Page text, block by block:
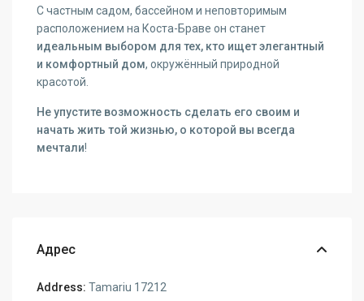
С частным садом, бассейном и неповторимым
расположением на Коста-Браве он станет
идеальным выбором для тех, кто ищет элегантный
и комфортный дом, окружённый природной
красотой.
Не упустите возможность сделать его своим и
начать жить той жизнью, о которой вы всегда
мечтали!
Адрес
Address: Tamariu 17212